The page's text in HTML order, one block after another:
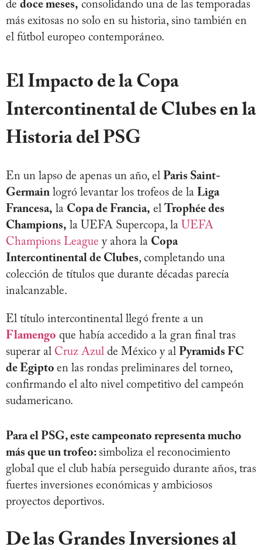
de doce meses, consolidando una de las temporadas
más exitosas no solo en su historia, sino también en
el fútbol europeo contemporáneo.
El Impacto de la Copa
Intercontinental de Clubes en la
Historia del PSG
En un lapso de apenas un año, el Paris Saint-
Germain logró levantar los trofeos de la Liga
Francesa, la Copa de Francia, el Trophée des
Champions, la UEFA Supercopa, la UEFA
Champions League y ahora la Copa
Intercontinental de Clubes, completando una
colección de títulos que durante décadas parecía
inalcanzable.
El título intercontinental llegó frente a un
Flamengo que había accedido a la gran final tras
superar al Cruz Azul de México y al Pyramids FC
de Egipto en las rondas preliminares del torneo,
confirmando el alto nivel competitivo del campeón
sudamericano.
Para el PSG, este campeonato representa mucho
más que un trofeo: simboliza el reconocimiento
global que el club había perseguido durante años, tras
fuertes inversiones económicas y ambiciosos
proyectos deportivos.
De las Grandes Inversiones al